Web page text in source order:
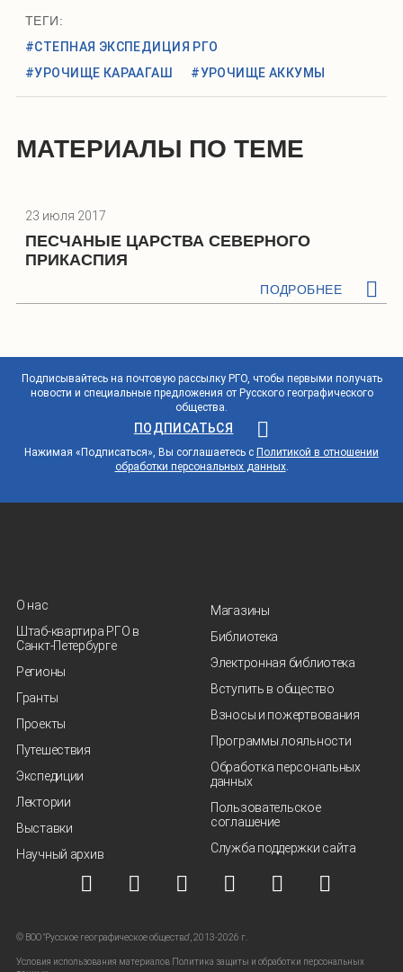
ТЕГИ:
#СТЕПНАЯ ЭКСПЕДИЦИЯ РГО
#УРОЧИЩЕ КАРААГАШ
#УРОЧИЩЕ АККУМЫ
МАТЕРИАЛЫ ПО ТЕМЕ
23 июля 2017
ПЕСЧАНЫЕ ЦАРСТВА СЕВЕРНОГО
ПРИКАСПИЯ
ПОДРОБНЕЕ
Подписывайтесь на почтовую рассылку РГО, чтобы первыми получать
новости и специальные предложения от Русского географического
общества.
ПОДПИСАТЬСЯ
Нажимая «Подписаться», Вы соглашаетесь с Политикой в отношении
обработки персональных данных.
О нас
Штаб-квартира РГО в
Санкт‑Петербурге
Регионы
Гранты
Проекты
Путешествия
Экспедиции
Лектории
Выставки
Научный архив
Магазины
Библиотека
Электронная библиотека
Вступить в общество
Взносы и пожертвования
Программы лояльности
Обработка персональных
данных
Пользовательское
соглашение
Служба поддержки сайта
© ВОО "Русское географическое общество", 2013-2026 г.
Условия использования материалов Политика защиты и обработки персональных